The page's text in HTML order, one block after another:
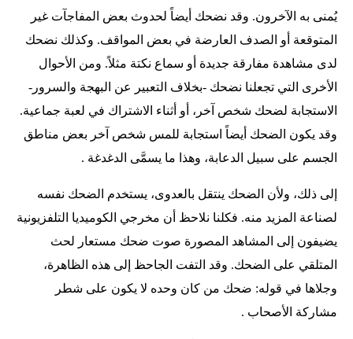
يُمنى به الآخرون. وقد نضحك أيضاً لحدوث بعض المفاجآت غير
المتوقعة أو الصدف العارضة في بعض المواقف. وكذلك نضحك
لدى مشاهدة مفارقة جديدة أو سماع نكتة مثلاً. ومن الأحوال
الأخرى التي تجعلنا نضحك -بخلاف التعبير عن البهجة والسرور-
الاستجابة لضحك شخص آخر، أو أثناء الاشتراك في لعبة جماعية.
وقد يكون الضحك أيضاً استجابة للمس شخص آخر بعض مناطق
الجسم على سبيل الدعابة، وهذا ما يسمَّى الدغدغة .
إلى ذلك، ولأن الضحك ينتقل بالعدوى، يستخدم الضحك نفسه
لصناعة المزيد منه. فكلنا نلاحظ أن مخرجي الكوميديا التلفزيونية
يضيفون إلى المشاهد المصورة صوت ضحك مستعار لحث
المتلقي على الضحك. وقد التفت الجاحظ إلى هذه الظاهرة،
وجلاها في قوله: ضحك من كان وحده لا يكون على شطر
مشاركة الأصحاب .